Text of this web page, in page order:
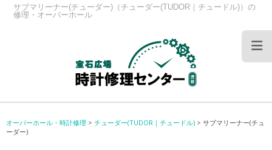
サブマリーナー(チューダー)（チューダー(TUDOR｜チュードル)）の
修理・オーバーホール
オーバーホール・時計修理 > チューダー(TUDOR｜チュードル) > サブマリーナー(チュ
ーダー)